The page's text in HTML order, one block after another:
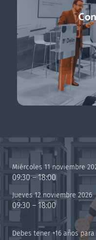
Miércoles 11 noviembre
09:30 – 18:00
Jueves 12 noviembre 2026
09:30 – 18:00
Debes tener +16 años para